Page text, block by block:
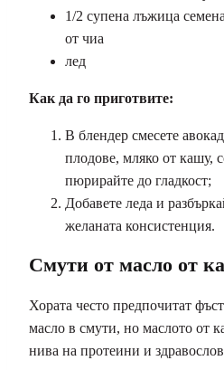
1/2 супена лъжица семена
от чиа
лед
Как да го приготвите:
В блендер смесете
плодове, мляко от кашу,
пюрирайте до гладкост;
Добавете леда и
желаната консистенция.
Смути от масло от
Хората често предпочитат
масло в смути, но маслото от
нива на протеини и